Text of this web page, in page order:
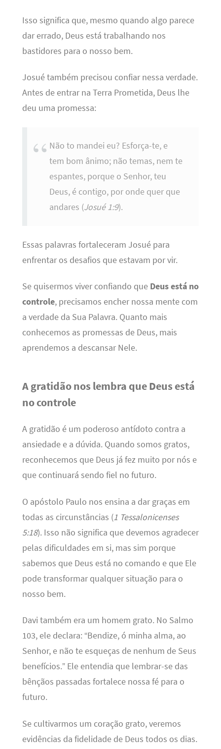
Isso significa que, mesmo quando algo parece
dar errado, Deus está trabalhando nos
bastidores para o nosso bem.
Josué também precisou confiar nessa verdade.
Antes de entrar na Terra Prometida, Deus lhe
deu uma promessa:
Não to mandei eu? Esforça-te, e
tem bom ânimo; não temas, nem te
espantes, porque o Senhor, teu
Deus, é contigo, por onde quer que
andares (Josué 1:9).
Essas palavras fortaleceram Josué para
enfrentar os desafios que estavam por vir.
Se quisermos viver confiando que Deus está no
controle, precisamos encher nossa mente com
a verdade da Sua Palavra. Quanto mais
conhecemos as promessas de Deus, mais
aprendemos a descansar Nele.
A gratidão nos lembra que Deus está
no controle
A gratidão é um poderoso antídoto contra a
ansiedade e a dúvida. Quando somos gratos,
reconhecemos que Deus já fez muito por nós e
que continuará sendo fiel no futuro.
O apóstolo Paulo nos ensina a dar graças em
todas as circunstâncias (1 Tessalonicenses
5:18). Isso não significa que devemos agradecer
pelas dificuldades em si, mas sim porque
sabemos que Deus está no comando e que Ele
pode transformar qualquer situação para o
nosso bem.
Davi também era um homem grato. No Salmo
103, ele declara: “Bendize, ó minha alma, ao
Senhor, e não te esqueças de nenhum de Seus
benefícios.” Ele entendia que lembrar-se das
bênçãos passadas fortalece nossa fé para o
futuro.
Se cultivarmos um coração grato, veremos
evidências da fidelidade de Deus todos os dias.